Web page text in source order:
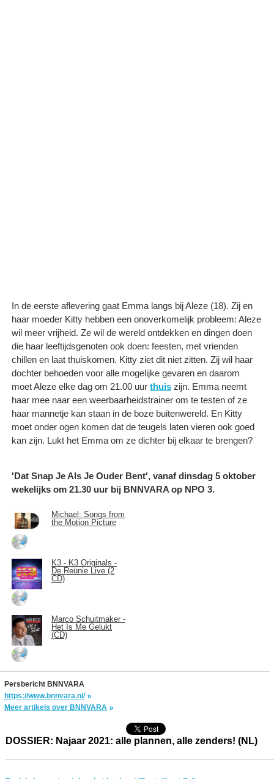
In de eerste aflevering gaat Emma langs bij Aleze (18). Zij en
haar moeder Kitty hebben een onoverkomelijk probleem: Aleze
wil meer vrijheid. Ze wil de wereld ontdekken en dingen doen
die haar leeftijdsgenoten ook doen: feesten, met vrienden
chillen en laat thuiskomen. Kitty ziet dit niet zitten. Zij wil haar
dochter behoeden voor alle mogelijke gevaren en daarom
moet Aleze elke dag om 21.00 uur thuis zijn. Emma neemt
haar mee naar een weerbaarheidstrainer om te testen of ze
haar mannetje kan staan in de boze buitenwereld. En Kitty
moet onder ogen komen dat de teugels laten vieren ook goed
kan zijn. Lukt het Emma om ze dichter bij elkaar te brengen?
'Dat Snap Je Als Je Ouder Bent', vanaf dinsdag 5 oktober
wekelijks om 21.30 uur bij BNNVARA op NPO 3.
Michael: Songs from
the Motion Picture
K3 - K3 Originals -
De Reünie Live (2
CD)
Marco Schuitmaker -
Het Is Me Gelukt
(CD)
Persbericht BNNVARA
https://www.bnnvara.nl/
Meer artikels over BNNVARA
DOSSIER: Najaar 2021: alle plannen, alle zenders! (NL)